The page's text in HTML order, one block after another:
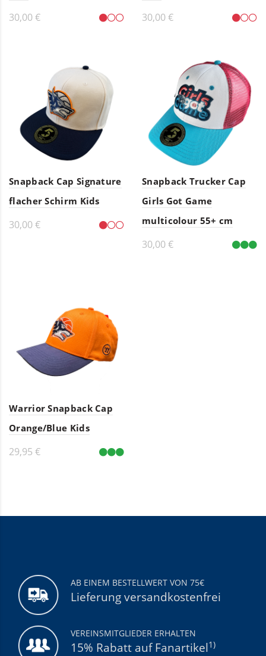
30,00 € 30,00 €
Snapback Cap Signature
flacher Schirm Kids
30,00 €
Snapback Trucker Cap
Girls Got Game
multicolour 55+ cm
30,00 €
Warrior Snapback Cap
Orange/Blue Kids
29,95 €
AB EINEM BESTELLWERT VON 75€
Lieferung versandkostenfrei
VEREINSMITGLIEDER ERHALTEN
15% Rabatt auf Fanartikel1)